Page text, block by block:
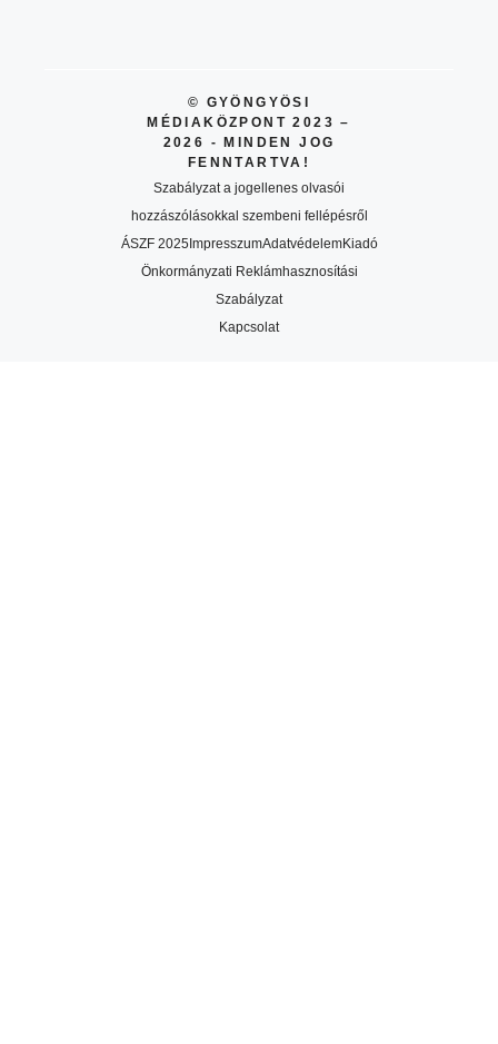
© GYÖNGYÖSI
MÉDIAKÖZPONT 2023 –
2026 - MINDEN JOG
FENNTARTVA!
Szabályzat a jogellenes olvasói
hozzászólásokkal szembeni fellépésről
ÁSZF 2025ImpresszumAdatvédelemKiadó
Önkormányzati Reklámhasznosítási
Szabályzat
Kapcsolat